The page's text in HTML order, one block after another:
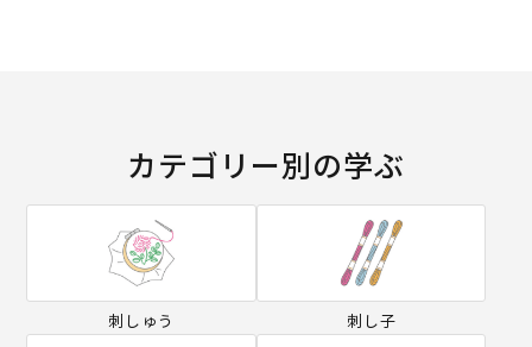
カテゴリー別の学ぶ
刺しゅう 刺し子